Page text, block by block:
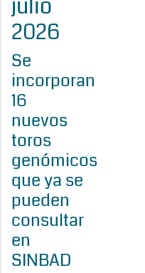
julio
2026
Se
incorporan
16
nuevos
toros
genómicos
que ya se
pueden
consultar
en
SINBAD